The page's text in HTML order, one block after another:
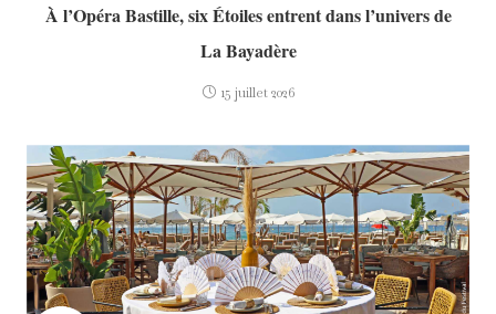
À l’Opéra Bastille, six Étoiles entrent dans l’univers de
La Bayadère
15 juillet 2026